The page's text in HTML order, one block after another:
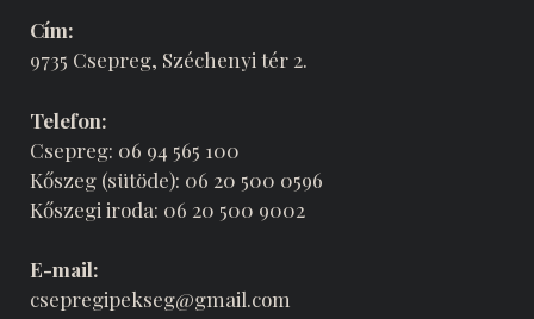
Cím:
9735 Csepreg, Széchenyi tér 2.
Telefon:
Csepreg: 06 94 565 100
Kőszeg (sütöde): 06 20 500 0596
Kőszegi iroda: 06 20 500 9002
E-mail:
csepregipekseg@gmail.com